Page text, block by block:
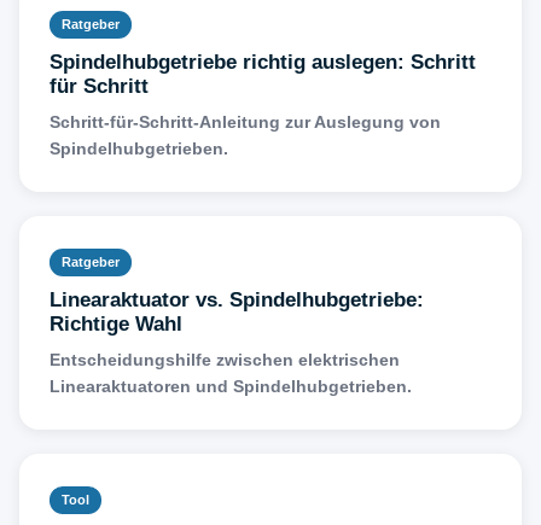
Ratgeber
Spindelhubgetriebe richtig auslegen: Schritt
für Schritt
Schritt-für-Schritt-Anleitung zur Auslegung von
Spindelhubgetrieben.
Ratgeber
Linearaktuator vs. Spindelhubgetriebe:
Richtige Wahl
Entscheidungshilfe zwischen elektrischen
Linearaktuatoren und Spindelhubgetrieben.
Tool